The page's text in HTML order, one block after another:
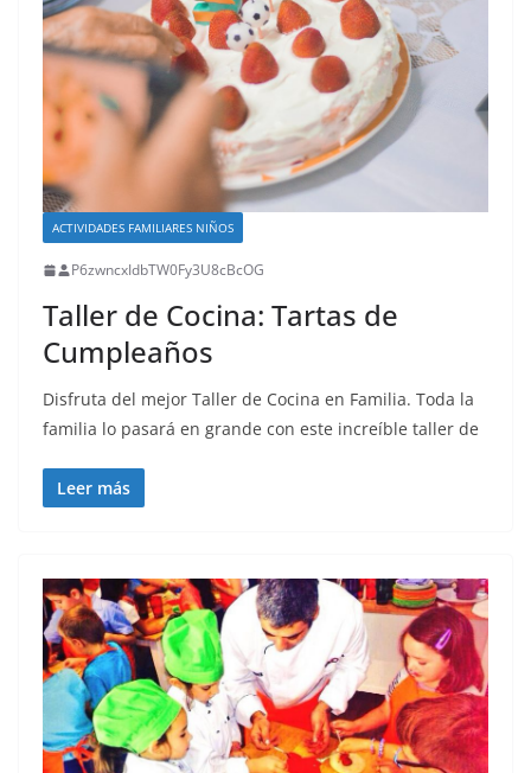
ACTIVIDADES FAMILIARES NIÑOS
P6zwncxIdbTW0Fy3U8cBcOG
Taller de Cocina: Tartas de
Cumpleaños
Disfruta del mejor Taller de Cocina en Familia. Toda la
familia lo pasará en grande con este increíble taller de
Leer más